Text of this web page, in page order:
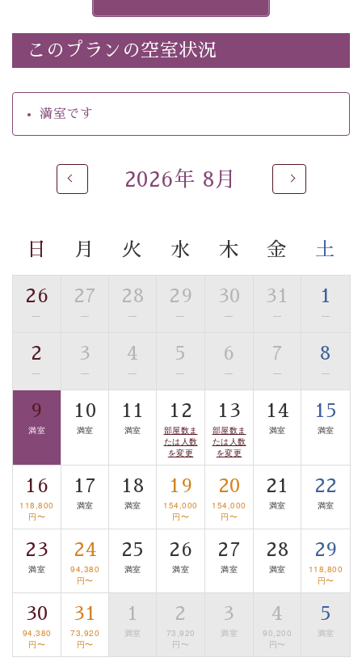
・チェックイン15時、チェックアウト10時
・朝夕個室料亭で個室食
・夕食は地産地消の創作和会席 美湖膳（二十四節気と
いう昔の暦による料理表現）
・朝食はこだわりの味噌汁をはじめとした和定食
【温泉】
の効果が高い、極めて希有な源泉です。身も心も癒され
るご入浴をお愉しみください。
温泉の成分に合わせ、防菌防カビの特殊素材の畳を使
す。
ご了承のほどお願いいたします。
■貸切温泉風呂 （40分2000円）
眺望はございませんが、源泉掛け流しの温泉の質を楽し
む貸切温泉風呂です。ゆったりといやされるプライベー
トな空間をお愉しみください。
【旅】
■諏訪大社4社を巡る無料参拝バス
豊富な知識を持ったドライバー兼ガイドが諏訪大社をご
案内します。事前ご予約制ですので、ご利用ご希望の方
は【3日前まで】にお電話ください。
※交通規制などにより運行できない日がございます
※年末年始及び御柱祭前後は運行しておりません
このプランの空室状況
満室です
2026年 8月
日 月 火 水 木 金 土
26
—
27
—
28
—
29
—
30
—
31
—
1
—
2
—
3
—
4
—
5
—
6
—
7
—
8
—
9
満室
10
満室
11
満室
12
部屋数ま
たは人数
を変更
13
部屋数ま
たは人数
を変更
14
満室
15
満室
16
118,800
円〜
17
満室
18
満室
19
154,000
円〜
20
154,000
円〜
21
満室
22
満室
23
満室
24
94,380
円〜
25
満室
26
満室
27
満室
28
満室
29
118,800
円〜
30
94,380
円〜
31
73,920
円〜
1
満室
2
73,920
円〜
3
満室
4
90,200
円〜
5
満室